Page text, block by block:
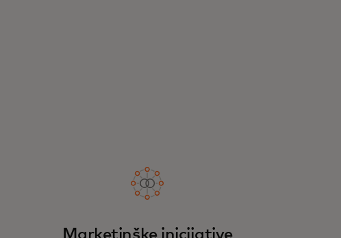
Marketinške inicijative